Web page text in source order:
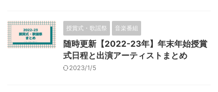
授賞式・歌謡祭 音楽番組
随時更新【2022-23年】年末年始授賞
式日程と出演アーティストまとめ
2023/1/5